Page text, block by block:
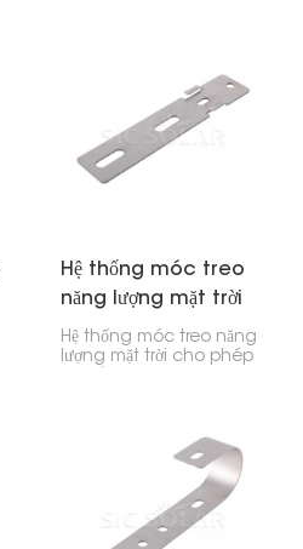
Hệ thống móc treo
năng lượng mặt trời
cho ban công
Hệ thống móc treo năng
lượng mặt trời cho phép
lợi nếu bạn sống ở thành
phố và không có nhiều
không gian. Hệ thống
này giúp những người
không có mái nhà cũng
có thể lắp đặt tấm pin mặt